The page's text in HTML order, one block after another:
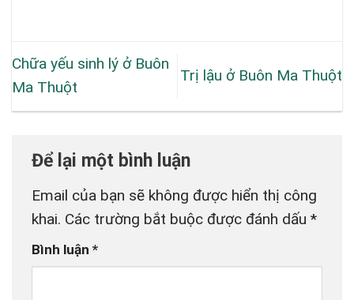
Chữa yếu sinh lý ở Buôn
Ma Thuột
Trị lậu ở Buôn Ma Thuột
Để lại một bình luận
Email của bạn sẽ không được hiển thị công
khai. Các trường bắt buộc được đánh dấu *
Bình luận *